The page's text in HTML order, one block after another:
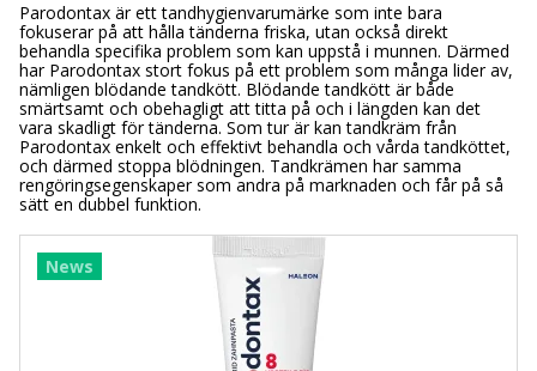
Parodontax är ett tandhygienvarumärke som inte bara
fokuserar på att hålla tänderna friska, utan också direkt
behandla specifika problem som kan uppstå i munnen. Därmed
har Parodontax stort fokus på ett problem som många lider av,
nämligen blödande tandkött. Blödande tandkött är både
smärtsamt och obehagligt att titta på och i längden kan det
vara skadligt för tänderna. Som tur är kan tandkräm från
Parodontax enkelt och effektivt behandla och vårda tandköttet,
och därmed stoppa blödningen. Tandkrämen har samma
rengöringsegenskaper som andra på marknaden och får på så
sätt en dubbel funktion.
News